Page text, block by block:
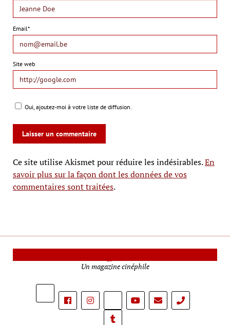
Email*
Site web
Oui, ajoutez-moi à votre liste de diffusion.
Ce site utilise Akismet pour réduire les indésirables.En
savoir plus sur la façon dont les données de vos
commentaires sont traitées.
Un magazine cinéphile
phone